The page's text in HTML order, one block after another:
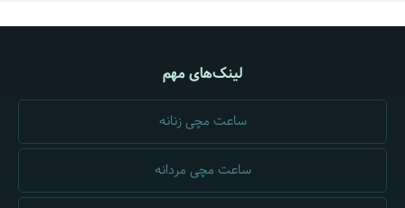
لینک‌های مهم
ساعت مچی زنانه
ساعت مچی مردانه